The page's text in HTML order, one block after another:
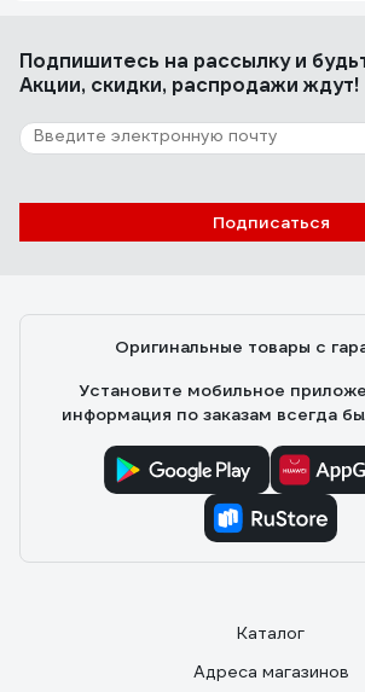
Подпишитесь на рассылкуи
Акции, скидки, распродажи ждут!
Подписаться
Оригинальные товары с
Установите мобильное
информация по заказам всегда
Каталог
Адреса магазинов